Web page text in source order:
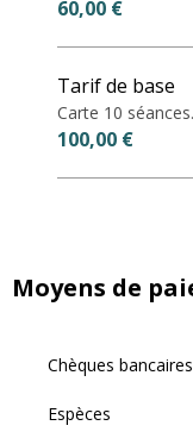
60,00 €
Tarif de base
Carte 10 séances.
100,00 €
Moyens de
Chèques
Espèces